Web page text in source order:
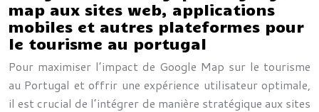
map aux sites web, applications
mobiles et autres plateformes pour
le tourisme au portugal
Pour maximiser l’impact de Google Map sur le tourisme
au Portugal et offrir une expérience utilisateur optimale,
il est crucial de l’intégrer de manière stratégique aux sites